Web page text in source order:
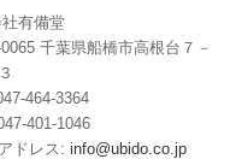
有備堂
千葉県船橋市高根台７－
464-3364
401-1046
ドレス: info@ubido.co.jp